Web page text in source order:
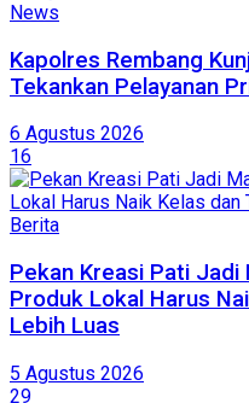
News
Kapolres Rembang
Tekankan Pelayanan
6 Agustus 2026
16
Berita
Pekan Kreasi Pati Jadi
Produk Lokal Harus
Lebih Luas
5 Agustus 2026
29